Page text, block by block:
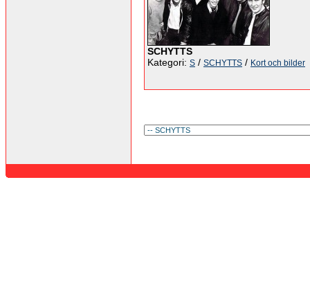
SCHYTTS
Kategori: S / SCHYTTS / Kort och bilder